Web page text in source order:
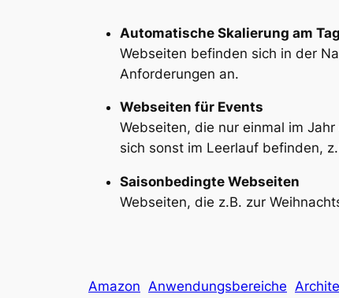
Automatische Skalierung am Tag
Webseiten befinden sich in der
Anforderungen an.
Webseiten für Events
Webseiten, die nur einmal im
sich sonst im Leerlauf befinden,
Saisonbedingte Webseiten
Webseiten, die z.B. zur
Amazon Anwendungsbereiche